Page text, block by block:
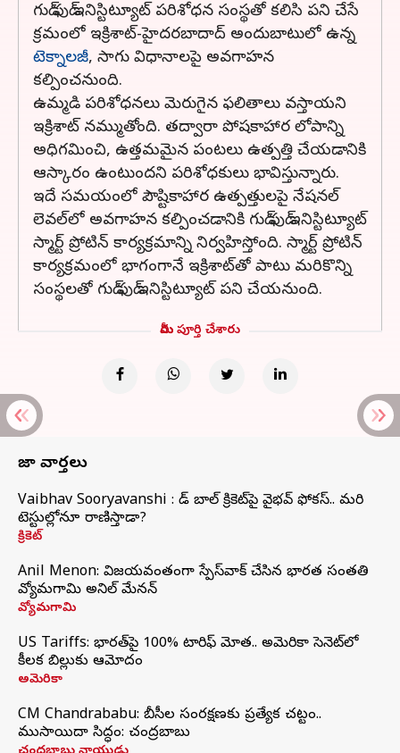
గుడ్ ఫుడ్ ఇనిస్టిట్యూట్ పరిశోధన సంస్థతో కలిసి పని చేసే
క్రమంలో ఇక్రిశాట్-హైదరబాదాద్ అందుబాటులో ఉన్న
టెక్నాలజీ, సాగు విధానాలపై అవగాహన
కల్పించనుంది.
ఉమ్మడి పరిశోధనలు మెరుగైన ఫలితాలు వస్తాయని
ఇక్రిశాట్ నమ్ముతోంది. తద్వారా పోషకాహార లోపాన్ని
అధిగమించి, ఉత్తమమైన పంటలు ఉత్పత్తి చేయడానికి
ఆస్కారం ఉంటుందని పరిశోధకులు భావిస్తున్నారు.
ఇదే సమయంలో పౌష్టికాహార ఉత్పత్తులపై నేషనల్
లెవల్‌లో అవగాహన కల్పించడానికి గుడ్ ఫుడ్ ఇనిస్టిట్యూట్
స్మార్ట్ ప్రోటిన్ కార్యక్రమాన్ని నిర్వహిస్తోంది. స్మార్ట్ ప్రోటిన్
కార్యక్రమంలో భాగంగానే ఇక్రిశాట్‌తో పాటు మరికొన్ని
సంస్థలతో గుడ్ ఫుడ్ ఇనిస్టిట్యూట్ పని చేయనుంది.
మీరు పూర్తి చేశారు
తాజా వార్తలు
Vaibhav Sooryavanshi : రెడ్ బాల్ క్రికెట్‌పై వైభవ్ ఫోకస్.. మరి
టెస్టుల్లోనూ రాణిస్తాడా?
క్రికెట్
Anil Menon: విజయవంతంగా స్పేస్‌వాక్‌ చేసిన భారత సంతతి
వ్యోమగామి అనిల్‌ మేనన్
వ్యోమగామి
US Tariffs: భారత్‌పై 100% టారిఫ్‌ మోత.. అమెరికా సెనెట్‌లో
కీలక బిల్లుకు ఆమోదం
అమెరికా
CM Chandrababu: బీసీల సంరక్షణకు ప్రత్యేక చట్టం..
ముసాయిదా సిద్ధం: చంద్రబాబు